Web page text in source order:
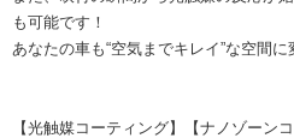
も可能です！
あなたの車も“空気までキレイ”な空間に
【光触媒コーティング】【ナノゾーン